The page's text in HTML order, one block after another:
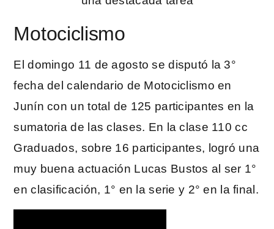
Motociclismo
El domingo 11 de agosto se disputó la 3°
fecha del calendario de Motociclismo en
Junín con un total de 125 participantes en la
sumatoria de las clases. En la clase 110 cc
Graduados, sobre 16 participantes, logró una
muy buena actuación Lucas Bustos al ser 1°
en clasificación, 1° en la serie y 2° en la final.